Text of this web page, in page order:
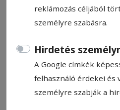
reklámozás céljából
személyre szabásra.
Hirdetés
A Google címkék
felhasználó érdekei és
személyre szabják a
Mai adásunkban a
kérdéseiről
csíkszeredai
tudomány a természet
végül pedig
gyakorlatban az